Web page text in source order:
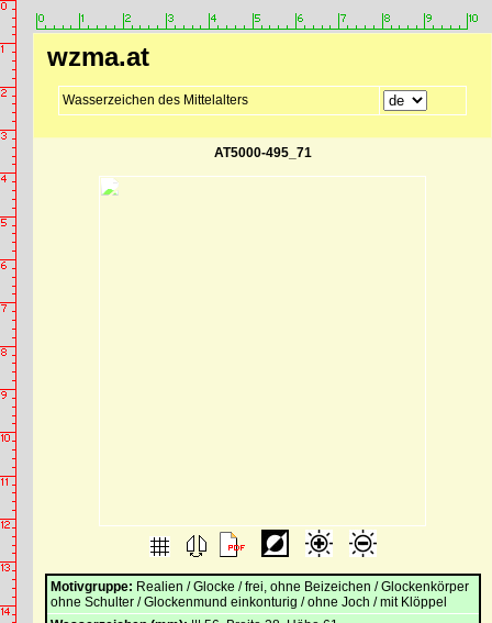
wzma.at
Wasserzeichen des Mittelalters
AT5000-495_71
Motivgruppe: Realien / Glocke / frei, ohne Beizeichen / Glockenkörper
ohne Schulter / Glockenmund einkonturig / ohne Joch / mit Klöppel